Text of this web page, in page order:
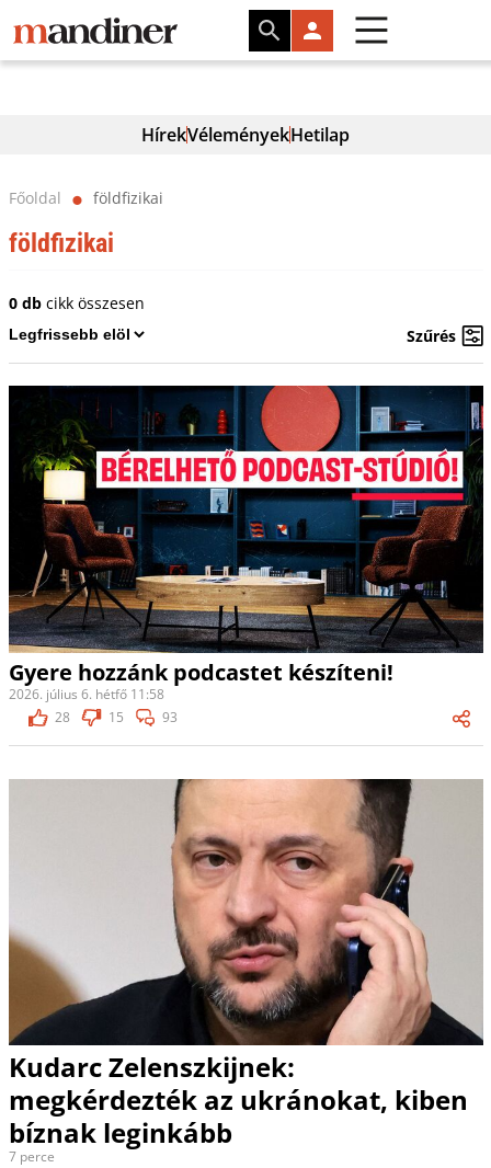
HírekVéleményekHetilap
Főoldal ⬤ földfizikai
földfizikai
0 dbcikk összesen
Szűrés
Gyere hozzánk podcastet készíteni!
2026. július 6. hétfő 11:58
28
15 93
Kudarc Zelenszkijnek:
megkérdezték az ukránokat, kiben
bíznak leginkább
7 perce